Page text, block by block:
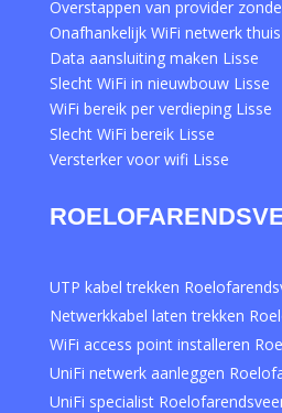
Overstappen van provider
Onafhankelijk WiFi netwerk
Data aansluiting maken Lisse
Slecht WiFi in nieuwbouw Lisse
WiFi bereik per verdieping Lisse
Slecht WiFi bereik Lisse
Versterker voor wifi Lisse
UTP kabel trekken
Netwerkkabel laten trekken
WiFi access point installeren
UniFi netwerk aanleggen
UniFi specialist